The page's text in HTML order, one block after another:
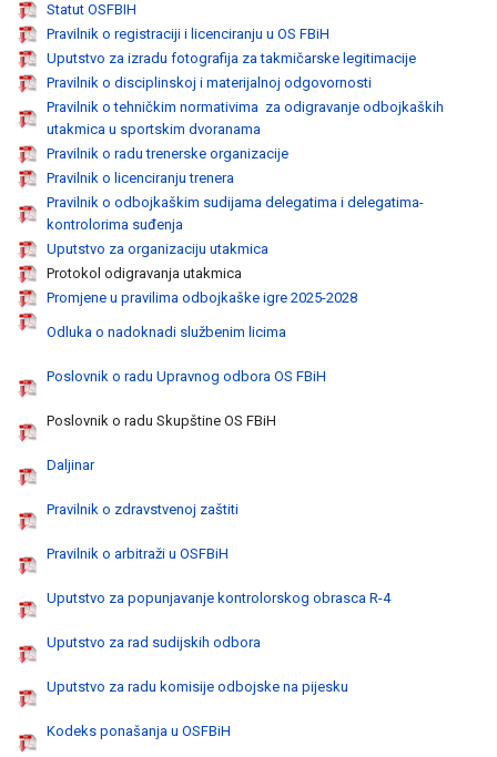
Statut OSFBIH
Pravilnik o registraciji i licenciranju u OS FBiH
Uputstvo za izradu fotografija za takmičarske legitimacije
Pravilnik o disciplinskoj i materijalnoj odgovornosti
Pravilnik o tehničkim normativima za odigravanje odbojkaških
utakmica u sportskim dvoranama
Pravilnik o radu trenerske organizacije
Pravilnik o licenciranju trenera
Pravilnik o odbojkaškim sudijama delegatima i delegatima-
kontrolorima suđenja
Uputstvo za organizaciju utakmica
Protokol odigravanja utakmica
Promjene u pravilima odbojkaške igre 2025-2028
Odluka o nadoknadi službenim licima
Poslovnik o radu Upravnog odbora OS FBiH
Poslovnik o radu Skupštine OS FBiH
Daljinar
Pravilnik o zdravstvenoj zaštiti
Pravilnik o arbitraži u OSFBiH
Uputstvo za popunjavanje kontrolorskog obrasca R-4
Uputstvo za rad sudijskih odbora
Uputstvo za radu komisije odbojske na pijesku
Kodeks ponašanja u OSFBiH